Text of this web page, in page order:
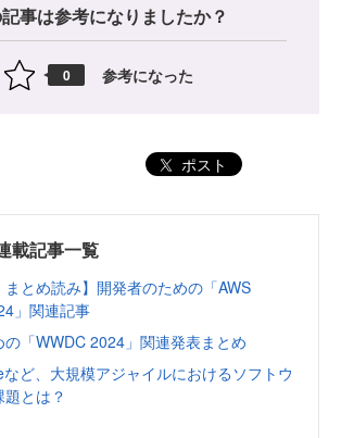
事は参考になりましたか？
0 参考になった
ポスト
載記事一覧
まとめ読み】開発者のための「AWS
」関連記事
「WWDC 2024」関連発表まとめ
ど、大規模アジャイルにおけるソフトウ
とは？